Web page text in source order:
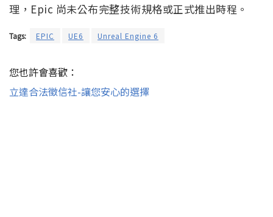
理，Epic 尚未公布完整技術規格或正式推出時程。
Tags: EPIC UE6 Unreal Engine 6
您也許會喜歡：
立達合法徵信社-讓您安心的選擇